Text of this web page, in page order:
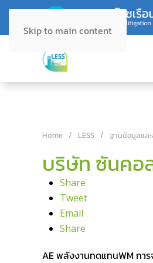
Skip to main content
Home LESS ฐานข้อมูลแล
บริษัท ซันคอ
Share
Tweet
Email
Share
AE พลังงานทดแทนWM กา